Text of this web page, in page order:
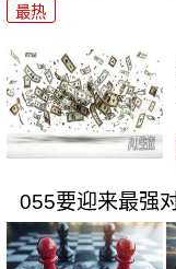
最热
055要迎来最强